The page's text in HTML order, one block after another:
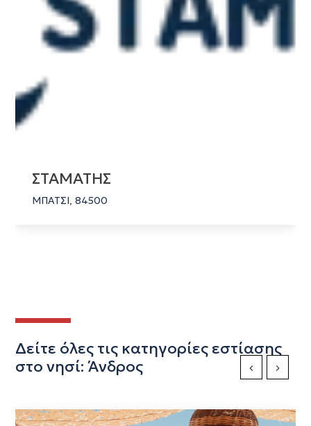
ΣΤΑΜΑΤΗΣ
ΜΠΑΤΣΙ, 84500
Δείτε όλες τις κατηγορίες εστίασης
στο νησί: Άνδρος
Previous Slide
Next